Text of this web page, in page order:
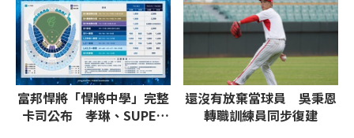
富邦悍將「悍將中學」完整
卡司公布 孝琳、SUPER
還沒有放棄當球員 吳秉恩
轉職訓練員同步復建